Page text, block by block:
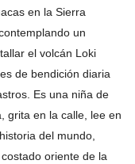
en la Sierra
un
el volcán Loki
de bendición diaria
Es una niña de
grita en la calle, lee en
del mundo,
oriente de la